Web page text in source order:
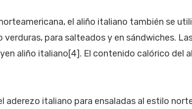
el aliño italiano también se
verduras, para salteados y en sándwiches.
aliño italiano[4]. El contenido calórico del
aderezo italiano para ensaladas al estilo